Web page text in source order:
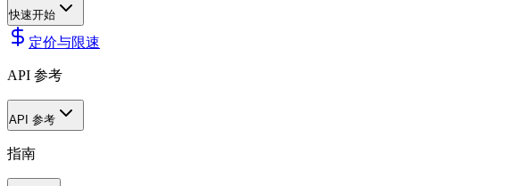
快速开始
定价与限速
API 参考
API 参考
指南